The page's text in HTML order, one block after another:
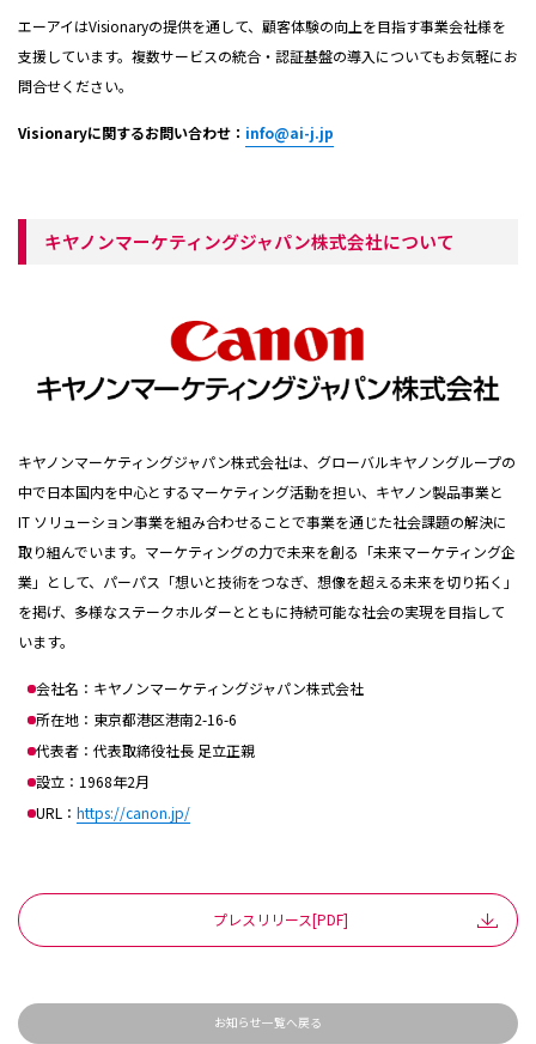
エーアイはVisionaryの提供を通して、顧客体験の向上を目指す事業会社様を
支援しています。複数サービスの統合・認証基盤の導入についてもお気軽にお
問合せください。
Visionaryに関するお問い合わせ： info@ai-j.jp
キヤノンマーケティングジャパン株式会社について
キヤノンマーケティングジャパン株式会社は、グローバルキヤノングループの
中で日本国内を中心とするマーケティング活動を担い、キヤノン製品事業と
IT ソリューション事業を組み合わせることで事業を通じた社会課題の解決に
取り組んでいます。マーケティングの力で未来を創る「未来マーケティング企
業」として、パーパス「想いと技術をつなぎ、想像を超える未来を切り拓く」
を掲げ、多様なステークホルダーとともに持続可能な社会の実現を目指して
います。
会社名：キヤノンマーケティングジャパン株式会社
所在地：東京都港区港南2-16-6
代表者：代表取締役社長 足立正親
設立：1968年2月
URL： https://canon.jp/
プレスリリース[PDF]
お知らせ一覧へ戻る